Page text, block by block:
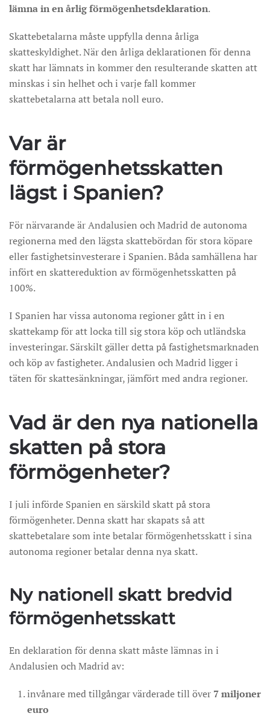
lämna in en årlig förmögenhetsdeklaration.
Skattebetalarna måste uppfylla denna årliga
skatteskyldighet. När den årliga deklarationen för denna
skatt har lämnats in kommer den resulterande skatten att
minskas i sin helhet och i varje fall kommer
skattebetalarna att betala noll euro.
Var är
förmögenhetsskatten
lägst i Spanien?
För närvarande är Andalusien och Madrid de autonoma
regionerna med den lägsta skattebördan för stora köpare
eller fastighetsinvesterare i Spanien. Båda samhällena har
infört en skattereduktion av förmögenhetsskatten på
100%.
I Spanien har vissa autonoma regioner gått in i en
skattekamp för att locka till sig stora köp och utländska
investeringar. Särskilt gäller detta på fastighetsmarknaden
och köp av fastigheter. Andalusien och Madrid ligger i
täten för skattesänkningar, jämfört med andra regioner.
Vad är den nya nationella
skatten på stora
förmögenheter?
I juli införde Spanien en särskild skatt på stora
förmögenheter. Denna skatt har skapats så att
skattebetalare som inte betalar förmögenhetsskatt i sina
autonoma regioner betalar denna nya skatt.
Ny nationell skatt bredvid
förmögenhetsskatt
En deklaration för denna skatt måste lämnas in i
Andalusien och Madrid av:
invånare med tillgångar värderade till över 7 miljoner
euro